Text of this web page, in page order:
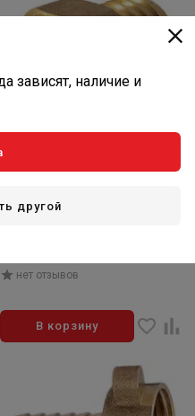
В наличии: 16 шт
нет отзывов
В корзину
зависят, наличие и
другой